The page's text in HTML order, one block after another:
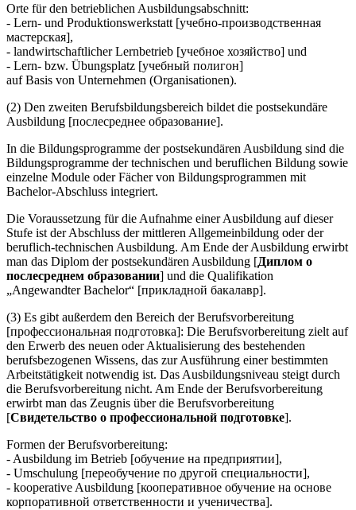
Orte für den betrieblichen Ausbildungsabschnitt:
- Lern- und Produktionswerkstatt [учебно-производственная
мастерская],
- landwirtschaftlicher Lernbetrieb [учебное хозяйство] und
- Lern- bzw. Übungsplatz [учебный полигон]
auf Basis von Unternehmen (Organisationen).
(2) Den zweiten Berufsbildungsbereich bildet die postsekundäre
Ausbildung [послесреднее образование].
In die Bildungsprogramme der postsekundären Ausbildung sind die
Bildungsprogramme der technischen und beruflichen Bildung sowie
einzelne Module oder Fächer von Bildungsprogrammen mit
Bachelor-Abschluss integriert.
Die Voraussetzung für die Aufnahme einer Ausbildung auf dieser
Stufe ist der Abschluss der mittleren Allgemeinbildung oder der
beruflich-technischen Ausbildung. Am Ende der Ausbildung erwirbt
man das Diplom der postsekundären Ausbildung [Диплом о
послесреднем образовании] und die Qualifikation
„Angewandter Bachelor“ [прикладной бакалавр].
(3) Es gibt außerdem den Bereich der Berufsvorbereitung
[профессиональная подготовка]: Die Berufsvorbereitung zielt auf
den Erwerb des neuen oder Aktualisierung des bestehenden
berufsbezogenen Wissens, das zur Ausführung einer bestimmten
Arbeitstätigkeit notwendig ist. Das Ausbildungsniveau steigt durch
die Berufsvorbereitung nicht. Am Ende der Berufsvorbereitung
erwirbt man das Zeugnis über die Berufsvorbereitung
[Свидетельство о профессиональной подготовке].
Formen der Berufsvorbereitung:
- Ausbildung im Betrieb [обучение на предприятии],
- Umschulung [переобучение по другой специальности],
- kooperative Ausbildung [кооперативное обучение на основе
корпоративной ответственности и ученичества].